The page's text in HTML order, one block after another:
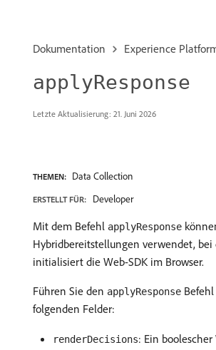
Dokumentation Experience
applyResponse
Letzte Aktualisierung: 21. Juni 2026
THEMEN: Data Collection
ERSTELLT FÜR: Developer
Mit dem Befehl applyResponse
Hybridbereitstellungen verwendet,
initialisiert die Web-SDK im Browser.
Führen Sie den applyResponse
folgenden Felder:
renderDecisions: Ein